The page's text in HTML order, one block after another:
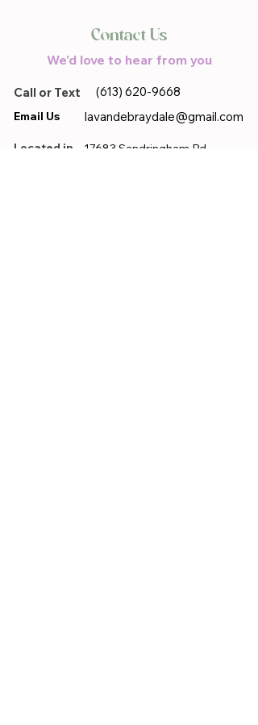
Contact Us
We'd love to hear from you
Call or Text (613) 620-9668
Email Us lavandebraydale@gmail.com
Located in
17683 Sandringham.Rd,